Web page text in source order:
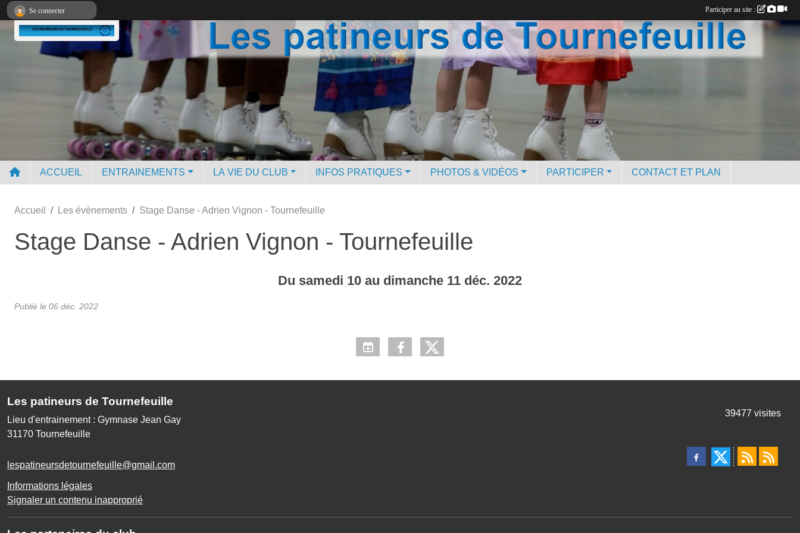
ACCUEIL ENTRAINEMENTS LA VIE DU CLUB INFOS PRATIQUES PHOTOS & VIDÉOS PARTICIPER CONTACT ET PLAN
Accueil Les évènements Stage Danse - Adrien Vignon - Tournefeuille
Stage Danse - Adrien Vignon - Tournefeuille
Du samedi 10 au dimanche 11 déc. 2022
Publié le 06 déc. 2022
Les patineurs de Tournefeuille
Lieu d'entrainement : Gymnase Jean Gay
31170 Tournefeuille
lespatineursdetournefeuille@gmail.com
Informations légales
Signaler un contenu inapproprié
39477 visites
Se connecter Participer au site :
Panneau de gestion des cookies